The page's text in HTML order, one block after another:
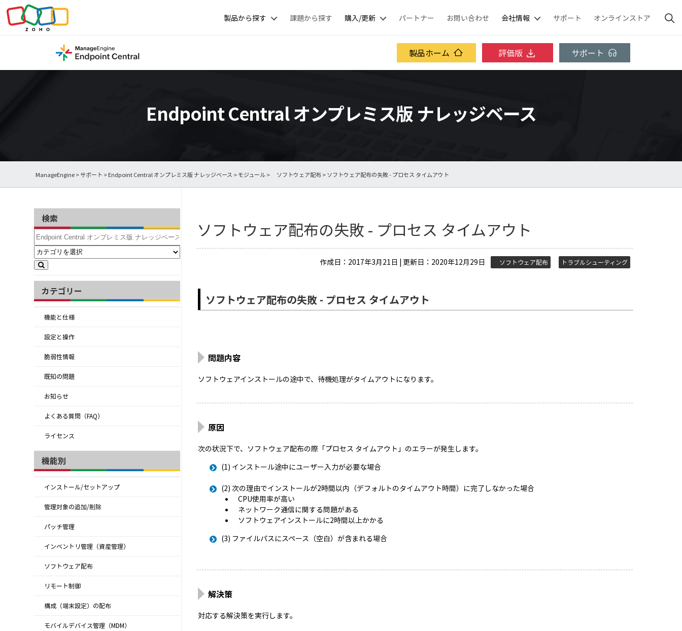
製品から探す 課題から探す 購入/更新 パートナー お問い合わせ 会社情報 サポート オンラインストア
製品ホーム 評価版 サポート
Endpoint Central オンプレミス版 ナレッジベース
ManageEngine>サポート >Endpoint Central オンプレミス版 ナレッジベース >モジュール> ソフトウェア配布> ソフトウェア配布の失敗 - プロセス タイムアウト
検索
カテゴリー
機能と仕様
設定と操作
脆弱性情報
既知の問題
お知らせ
よくある質問（FAQ）
ライセンス
機能別
インストール/セットアップ
管理対象の追加/削除
パッチ管理
インベントリ管理（資産管理）
ソフトウェア配布
リモート制御
構成（端末設定）の配布
モバイルデバイス管理（MDM）
ソフトウェア配布の失敗 - プロセス タイムアウト
作成日：2017年3月21日 | 更新日：2020年12月29日 ソフトウェア配布 トラブルシューティング
ソフトウェア配布の失敗 - プロセス タイムアウト
問題内容
ソフトウェアインストールの途中で、待機処理がタイムアウトになります。
原因
次の状況下で、ソフトウェア配布の際「プロセス タイムアウト」のエラーが発生します。
(1) インストール途中にユーザー入力が必要な場合
(2) 次の理由でインストールが2時間以内（デフォルトのタイムアウト時間）に完了しなかった場合
CPU使用率が高い
ネットワーク通信に関する問題がある
ソフトウェアインストールに2時間以上かかる
(3) ファイルパスにスペース（空白）が含まれる場合
解決策
対応する解決策を実行します。